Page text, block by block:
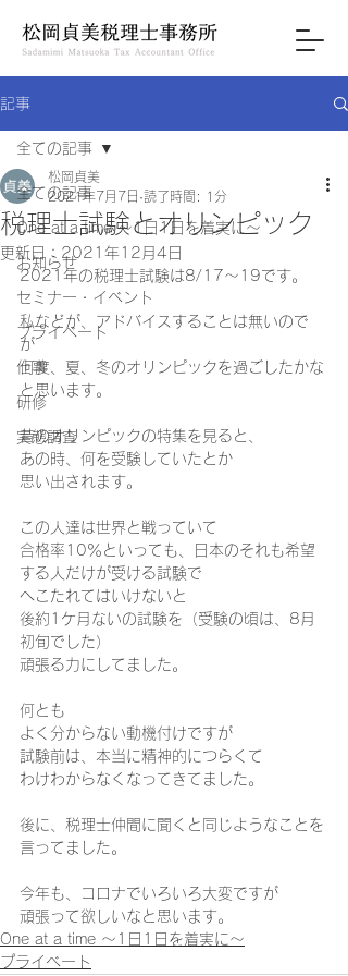
記事
全ての記事
One at a time ～1日1日を着実に～
お知らせ
セミナー・イベント
プライベート
仕事
研修
実態調査
全ての記事
税理士試験とオリンピック
松岡貞美
2021年7月7日 読了時間: 1分
更新日： 2021年12月4日
2021年の税理士試験は8/17～19です。
私などが、アドバイスすることは無いので
が
何度、夏、冬のオリンピックを過ごしたかな
と思います。
昔のオリンピックの特集を見ると、
あの時、何を受験していたとか
思い出されます。
この人達は世界と戦っていて
合格率10％といっても、日本のそれも希望
する人だけが受ける試験で
へこたれてはいけないと
後約1ケ月ないの試験を（受験の頃は、8月
初旬でした）
頑張る力にしてました。
何とも
よく分からない動機付けですが
試験前は、本当に精神的につらくて
わけわからなくなってきてました。
後に、税理士仲間に聞くと同じようなことを
言ってました。
今年も、コロナでいろいろ大変ですが
頑張って欲しいなと思います。
One at a time ～1日1日を着実に～
プライベート